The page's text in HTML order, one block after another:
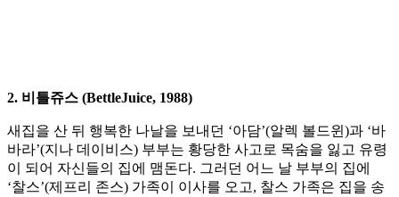
2. 비틀쥬스 (BettleJuice, 1988)
새집을 산 뒤 행복한 나날을 보내던 ‘아담’(알렉 볼드윈)과 ‘바
바라’(지나 데이비스) 부부는 황당한 사고로 목숨을 잃고 유령
이 되어 자신들의 집에 맴돈다. 그러던 어느 날 부부의 집에
‘찰스’(제프리 존스) 가족이 이사를 오고, 찰스 가족은 집을 송